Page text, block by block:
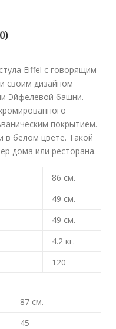
Eiffel с говорящим
своим дизайном
Эйфелевой башни.
покрытием.
в белом цвете. Такой
дома или ресторана.
86 см.
49 см.
49 см.
4.2 кг.
120
87 см.
45